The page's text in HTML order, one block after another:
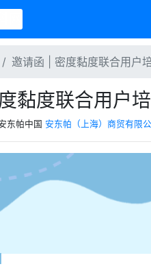
邀请函 | 密度黏度联合用户
黏度联合用户
东帕中国 安东帕（上海）商贸有限